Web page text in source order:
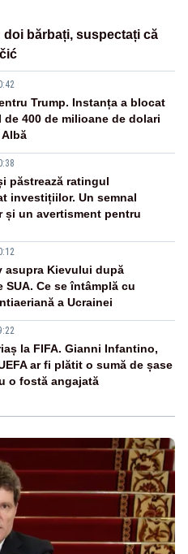
bărbați, suspectați că
Trump. Instanța a blocat
de 400 de milioane de dolari
Albă
păstrează ratingul
investițiilor. Un semnal
și un avertisment pentru
asupra Kievului după
SUA. Ce se întâmplă cu
a Ucrainei
la FIFA. Gianni Infantino,
ar fi plătit o sumă de șase
o fostă angajată